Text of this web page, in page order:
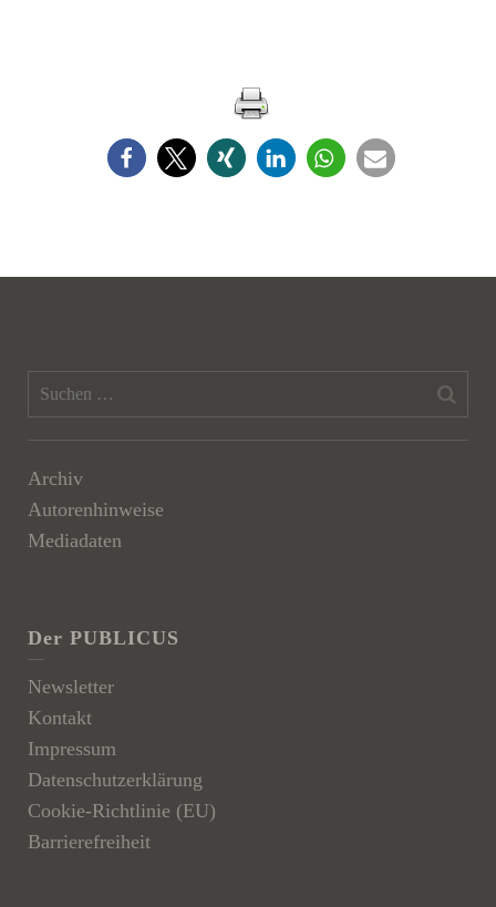
Archiv
Autorenhinweise
Mediadaten
Der PUBLICUS
Newsletter
Kontakt
Impressum
Datenschutzerklärung
Cookie-Richtlinie (EU)
Barrierefreiheit